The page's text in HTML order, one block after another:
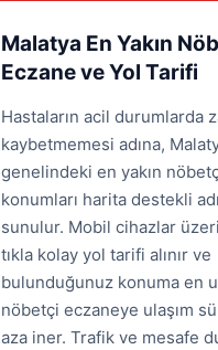
Malatya En Yakın
Eczane ve Yol Tarifi
Hastaların acil durumlarda
kaybetmemesi adına,
genelindeki en yakın
konumları harita destekli
sunulur. Mobil cihazlar
tıkla kolay yol tarifi alınır ve
bulunduğunuz konuma en
nöbetçi eczaneye ulaşım
aza iner. Trafik ve mesafe